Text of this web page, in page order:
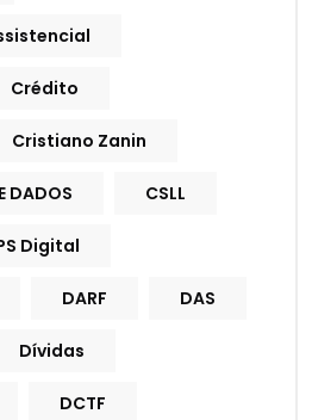
Crédito
Cristiano Zanin
DADOS CSLL
Digital
DARF DAS
Dívidas
DCTF